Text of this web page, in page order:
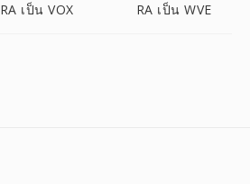
RA เป็น VOX RA เป็น WVE